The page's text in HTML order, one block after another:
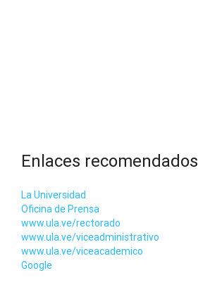
Enlaces recomendados
La Universidad
Oficina de Prensa
www.ula.ve/rectorado
www.ula.ve/viceadministrativo
www.ula.ve/viceacademico
Google